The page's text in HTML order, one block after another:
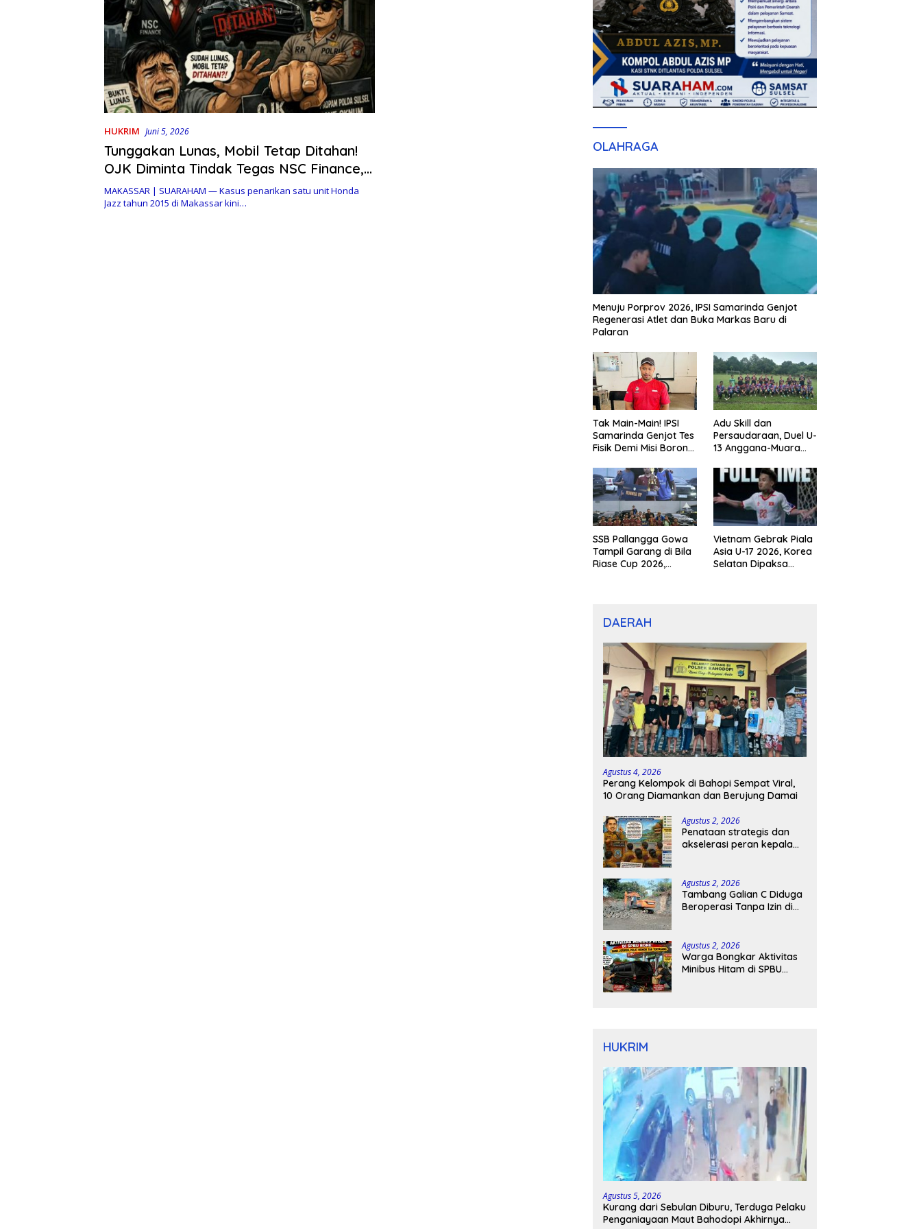
HUKRIM Juni 5, 2026
Tunggakan Lunas, Mobil Tetap Ditahan!
OJK Diminta Tindak Tegas NSC Finance,
Propam Polda Sulsel Usut Oknum Polisi
“RR”
MAKASSAR | SUARAHAM — Kasus penarikan satu unit Honda
Jazz tahun 2015 di Makassar kini…
OLAHRAGA
Menuju Porprov 2026, IPSI Samarinda Genjot
Regenerasi Atlet dan Buka Markas Baru di
Palaran
Tak Main-Main! IPSI
Samarinda Genjot Tes
Fisik Demi Misi Borong
Kaltim 2026
Adu Skill dan
Persaudaraan, Duel U-
13 Anggana-Muara
Meriah
SSB Pallangga Gowa
Tampil Garang di Bila
Riase Cup 2026,
Vietnam Gebrak Piala
Asia U-17 2026, Korea
Selatan Dipaksa
DAERAH
Agustus 4, 2026
Perang Kelompok di Bahopi Sempat Viral,
10 Orang Diamankan dan Berujung Damai
Agustus 2, 2026
Penataan strategis dan
akselerasi peran kepala
Agustus 2, 2026
Tambang Galian C Diduga
Beroperasi Tanpa Izin di
Tangan
Agustus 2, 2026
Warga Bongkar Aktivitas
Minibus Hitam di SPBU
HUKRIM
Agustus 5, 2026
Kurang dari Sebulan Diburu, Terduga Pelaku
Penganiayaan Maut Bahodopi Akhirnya